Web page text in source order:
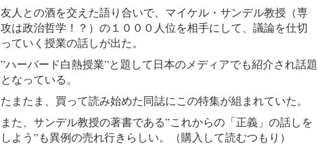
友人との酒を交えた語り合いで、マイケル・サンデル教授（専
攻は政治哲学！？）の１０００人位を相手にして、議論を仕切
っていく授業の話しが出た。
”ハーバード白熱授業”と題して日本のメディアでも紹介され話題
となっている。
たまたま、買って読み始めた同誌にこの特集が組まれていた。
また、サンデル教授の著書である”これからの「正義」の話しを
しよう”も異例の売れ行きらしい。（購入して読むつもり）